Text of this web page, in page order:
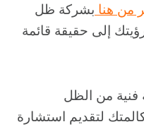
من هنا بشركة ظل
إلى حقيقة قائمة
فنية من الظل
لتقديم استشارة